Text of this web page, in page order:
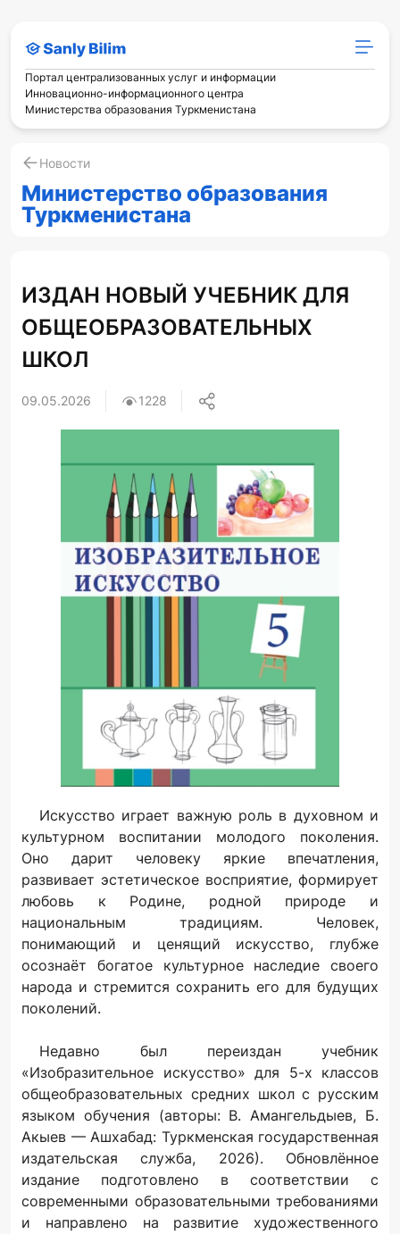
Портал централизованных услуг и информации
Инновационно-информационного центра
Министерства образования Туркменистана
Новости
Министерство образования
Туркменистана
ИЗДАН НОВЫЙ УЧЕБНИК ДЛЯ
ОБЩЕОБРАЗОВАТЕЛЬНЫХ
ШКОЛ
09.05.2026 1228
Искусство играет важную роль в духовном и
культурном воспитании молодого поколения.
Оно дарит человеку яркие впечатления,
развивает эстетическое восприятие, формирует
любовь к Родине, родной природе и
национальным традициям. Человек,
понимающий и ценящий искусство, глубже
осознаёт богатое культурное наследие своего
народа и стремится сохранить его для будущих
поколений.
Недавно был переиздан учебник
«Изобразительное искусство» для 5-х классов
общеобразовательных средних школ с русским
языком обучения (авторы: В. Амангельдыев, Б.
Акыев — Ашхабад: Туркменская государственная
издательская служба, 2026). Обновлённое
издание подготовлено в соответствии с
современными образовательными требованиями
и направлено на развитие художественного